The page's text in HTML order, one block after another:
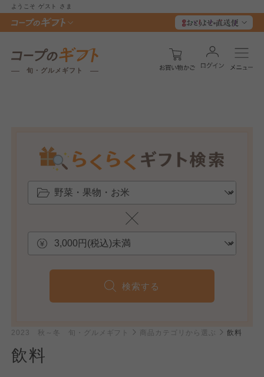
ようこそ ゲスト さま
旬・グルメギフト
検索する
2023 秋～冬 旬・グルメギフト 商品カテゴリから選ぶ 飲料
飲料